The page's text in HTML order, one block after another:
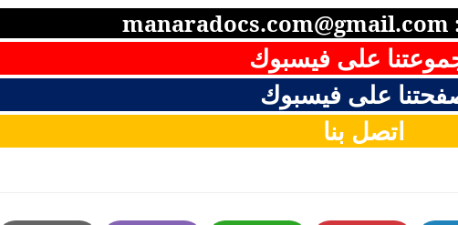
manaradocs.com@gmail.com
على فيسبوك
على فيسبوك
اتصل بنا